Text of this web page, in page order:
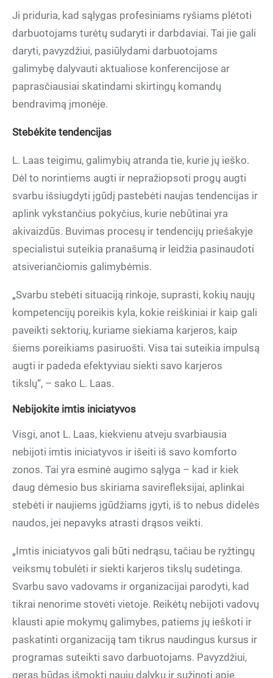
Ji priduria, kad sąlygas profesiniams ryšiams plėtoti
darbuotojams turėtų sudaryti ir darbdaviai. Tai jie gali
daryti, pavyzdžiui, pasiūlydami darbuotojams
galimybę dalyvauti aktualiose konferencijose ar
paprasčiausiai skatindami skirtingų komandų
bendravimą įmonėje.
Stebėkite tendencijas
L. Laas teigimu, galimybių atranda tie, kurie jų ieško.
Dėl to norintiems augti ir nepražiopsoti progų augti
svarbu išsiugdyti įgūdį pastebėti naujas tendencijas ir
aplink vykstančius pokyčius, kurie nebūtinai yra
akivaizdūs. Buvimas procesų ir tendencijų priešakyje
specialistui suteikia pranašumą ir leidžia pasinaudoti
atsiveriančiomis galimybėmis.
„Svarbu stebėti situaciją rinkoje, suprasti, kokių naujų
kompetencijų poreikis kyla, kokie reiškiniai ir kaip gali
paveikti sektorių, kuriame siekiama karjeros, kaip
šiems poreikiams pasiruošti. Visa tai suteikia impulsą
augti ir padeda efektyviau siekti savo karjeros
tikslų“, – sako L. Laas.
Nebijokite imtis iniciatyvos
Visgi, anot L. Laas, kiekvienu atveju svarbiausia
nebijoti imtis iniciatyvos ir išeiti iš savo komforto
zonos. Tai yra esminė augimo sąlyga – kad ir kiek
daug dėmesio bus skiriama savirefleksijai, aplinkai
stebėti ir naujiems įgūdžiams įgyti, iš to nebus didelės
naudos, jei nepavyks atrasti drąsos veikti.
„Imtis iniciatyvos gali būti nedrąsu, tačiau be ryžtingų
veiksmų tobulėti ir siekti karjeros tikslų sudėtinga.
Svarbu savo vadovams ir organizacijai parodyti, kad
tikrai nenorime stovėti vietoje. Reikėtų nebijoti vadovų
klausti apie mokymų galimybes, patiems jų ieškoti ir
paskatinti organizaciją tam tikrus naudingus kursus ir
programas suteikti savo darbuotojams. Pavyzdžiui,
geras būdas išmokti naujų dalykų ir sužinoti apie